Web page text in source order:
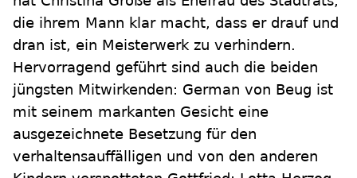
die ihrem Mann klar macht, dass er drauf und
dran ist, ein Meisterwerk zu verhindern.
Hervorragend geführt sind auch die beiden
jüngsten Mitwirkenden: German von Beug ist
mit seinem markanten Gesicht eine
ausgezeichnete Besetzung für den
verhaltensauffälligen und von den anderen